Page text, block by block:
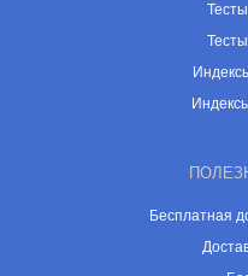
Бесплатная